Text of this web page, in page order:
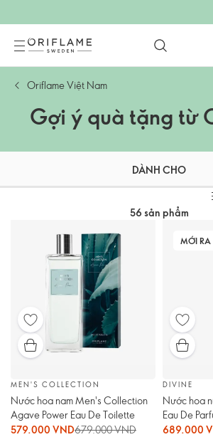
Oriflame Việt Nam
Gợi ý quà tặng từ
DÀNH CHO
56 sản phẩm
MEN'S COLLECTION
Nước hoa nam Men's Collection
Agave Power Eau De Toilette
579.000 VND679.000 VND
MỚI RA
DIVINE
Nước hoa
Eau De
689.000